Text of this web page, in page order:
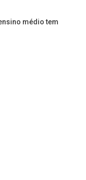
médio tem